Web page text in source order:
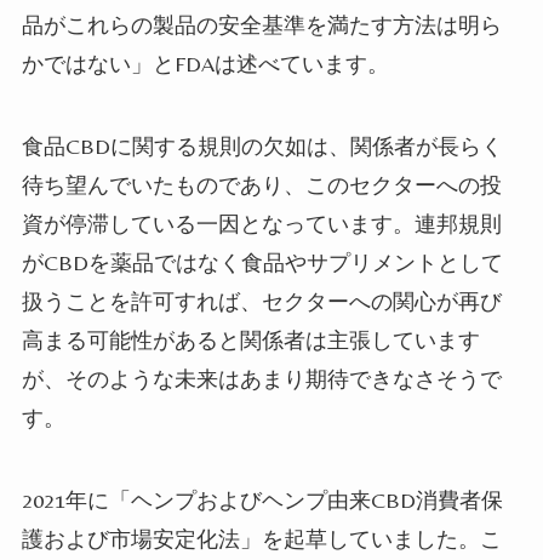
品がこれらの製品の安全基準を満たす方法は明ら
かではない」とFDAは述べています。
食品CBDに関する規則の欠如は、関係者が長らく
待ち望んでいたものであり、このセクターへの投
資が停滞している一因となっています。連邦規則
がCBDを薬品ではなく食品やサプリメントとして
扱うことを許可すれば、セクターへの関心が再び
高まる可能性があると関係者は主張しています
が、そのような未来はあまり期待できなさそうで
す。
2021年に「ヘンプおよびヘンプ由来CBD消費者保
護および市場安定化法」を起草していました。こ